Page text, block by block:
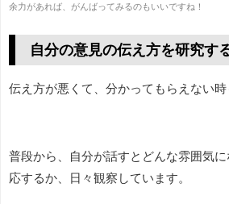
余力があれば、がんばってみるのもいいですね！
自分の意見の伝え方を研究す
伝え方が悪くて、分かってもらえない時
普段から、自分が話すとどんな雰囲気
応するか、日々観察しています。